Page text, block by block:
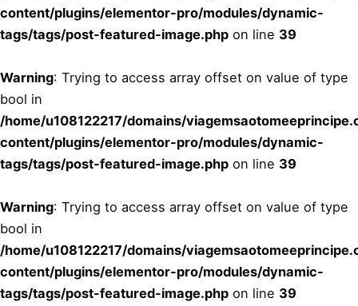
content/plugins/elementor-pro/modules/dynamic-
tags/tags/post-featured-image.php on line 39
Warning: Trying to access array offset on value of type
bool in
/home/u108122217/domains/
content/plugins/elementor-pro/modules/dynamic-
tags/tags/post-featured-image.php on line 39
Warning: Trying to access array offset on value of type
bool in
/home/u108122217/domains/
content/plugins/elementor-pro/modules/dynamic-
tags/tags/post-featured-image.php on line 39